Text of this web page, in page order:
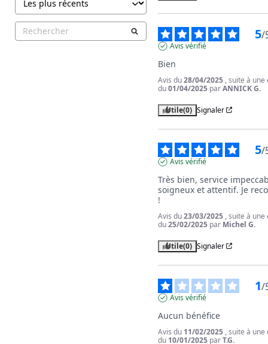
5/
Avis vérifié
Bien
Avis du28/04/2025 , suite à
du01/04/2025 parANNICK G.
Utile(0) Signaler
5/
Avis vérifié
Très bien, service
soigneux et attentif. Je
!
Avis du23/03/2025 , suite à
du25/02/2025 par Michel G.
Utile(0) Signaler
1/
Avis vérifié
Aucun bénéfice
Avis du 11/02/2025 , suite à
du 10/01/2025 parT.G.